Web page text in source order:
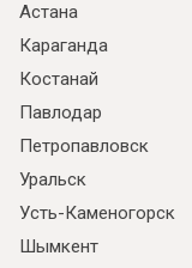
Астана
Караганда
Костанай
Павлодар
Петропавловск
Уральск
Усть-Каменогорск
Шымкент